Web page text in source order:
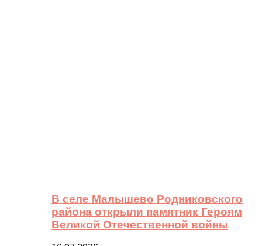
В селе Малышево Родниковского
района открыли памятник Героям
Великой Отечественной войны